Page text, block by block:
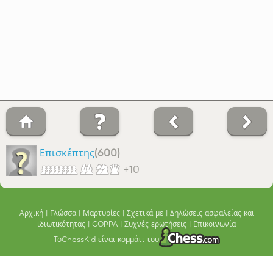
Επισκέπτης(600)
+10
Αρχική Γλώσσα Μαρτυρίες Σχετικά με
Δηλώσεις ασφαλείας και
ιδιωτικότητας
COPPA Συχνές ερωτήσεις Επικοινωνία
ΤοChessKid είναι κομμάτι του